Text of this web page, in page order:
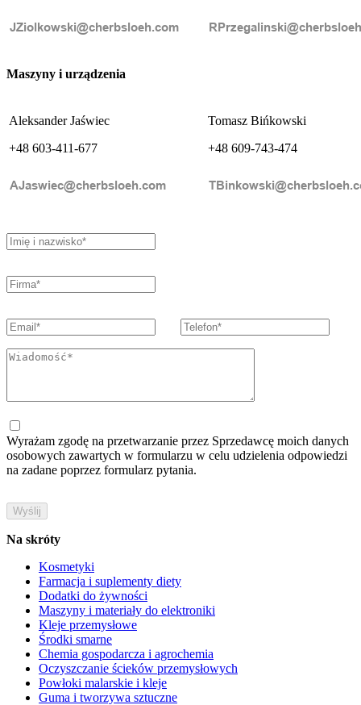
Maszyny i urządzenia
Aleksander Jaświec
+48 603-411-677
Tomasz Bińkowski
+48 609-743-474
Wyrażam zgodę na przetwarzanie przez Sprzedawcę moich danych
osobowych zawartych w formularzu w celu udzielenia odpowiedzi
na zadane poprzez formularz pytania.
Na skróty
Kosmetyki
Farmacja i suplementy diety
Dodatki do żywności
Maszyny i materiały do elektroniki
Kleje przemysłowe
Środki smarne
Chemia gospodarcza i agrochemia
Oczyszczanie ścieków przemysłowych
Powłoki malarskie i kleje
Guma i tworzywa sztuczne